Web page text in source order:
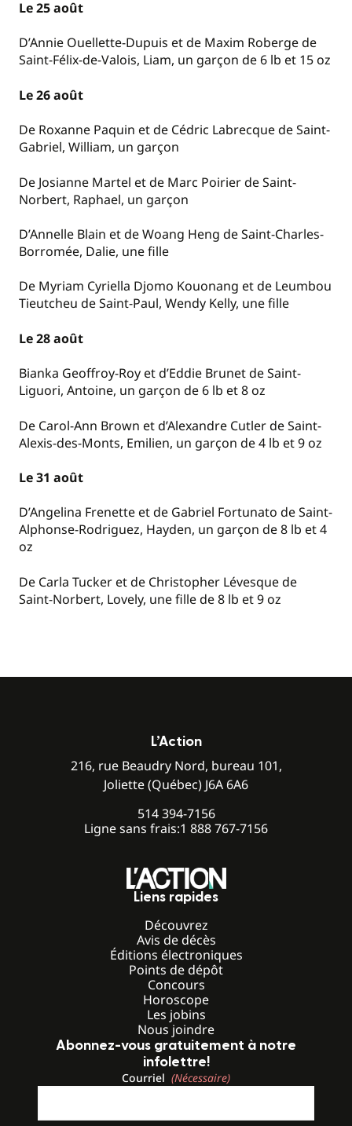
Le 25 août
D’Annie Ouellette-Dupuis et de Maxim Roberge de
Saint-Félix-de-Valois, Liam, un garçon de 6 lb et 15 oz
Le 26 août
De Roxanne Paquin et de Cédric Labrecque de Saint-
Gabriel, William, un garçon
De Josianne Martel et de Marc Poirier de Saint-
Norbert, Raphael, un garçon
D’Annelle Blain et de Woang Heng de Saint-Charles-
Borromée, Dalie, une fille
De Myriam Cyriella Djomo Kouonang et de Leumbou
Tieutcheu de Saint-Paul, Wendy Kelly, une fille
Le 28 août
Bianka Geoffroy-Roy et d’Eddie Brunet de Saint-
Liguori, Antoine, un garçon de 6 lb et 8 oz
De Carol-Ann Brown et d’Alexandre Cutler de Saint-
Alexis-des-Monts, Emilien, un garçon de 4 lb et 9 oz
Le 31 août
D’Angelina Frenette et de Gabriel Fortunato de Saint-
Alphonse-Rodriguez, Hayden, un garçon de 8 lb et 4
oz
De Carla Tucker et de Christopher Lévesque de
Saint-Norbert, Lovely, une fille de 8 lb et 9 oz
L’Action
216, rue Beaudry Nord, bureau 101,
Joliette (Québec) J6A 6A6
514 394-7156
Ligne sans frais:1 888 767-7156
Liens rapides
Découvrez
Avis de décès
Éditions électroniques
Points de dépôt
Concours
Horoscope
Les jobins
Nous joindre
Abonnez-vous gratuitement à notre
infolettre!
Courriel (Nécessaire)